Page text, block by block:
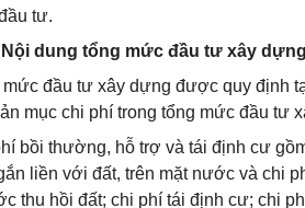
tư.
dung tổng mức đầu tư xây dựng
mức đầu tư xây dựng được quy định
mục chi phí trong tổng mức đầu tư
bồi thường, hỗ trợ và tái định cư
liền với đất, trên mặt nước và chi
thu hồi đất; chi phí tái định cư; chi